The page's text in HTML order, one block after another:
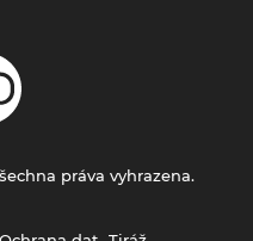
práva vyhrazena.